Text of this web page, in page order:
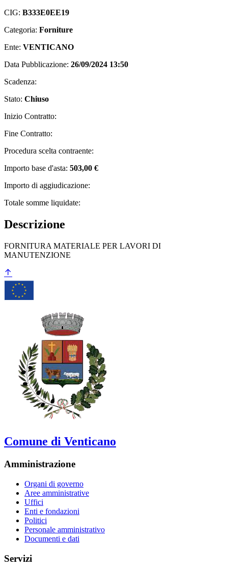
CIG: B333E0EE19
Categoria: Forniture
Ente: VENTICANO
Data Pubblicazione: 26/09/2024 13:50
Scadenza:
Stato: Chiuso
Inizio Contratto:
Fine Contratto:
Procedura scelta contraente:
Importo base d'asta: 503,00 €
Importo di aggiudicazione:
Totale somme liquidate:
Descrizione
FORNITURA MATERIALE PER LAVORI DI
MANUTENZIONE
Comune di Venticano
Amministrazione
Organi di governo
Aree amministrative
Uffici
Enti e fondazioni
Politici
Personale amministrativo
Documenti e dati
Servizi